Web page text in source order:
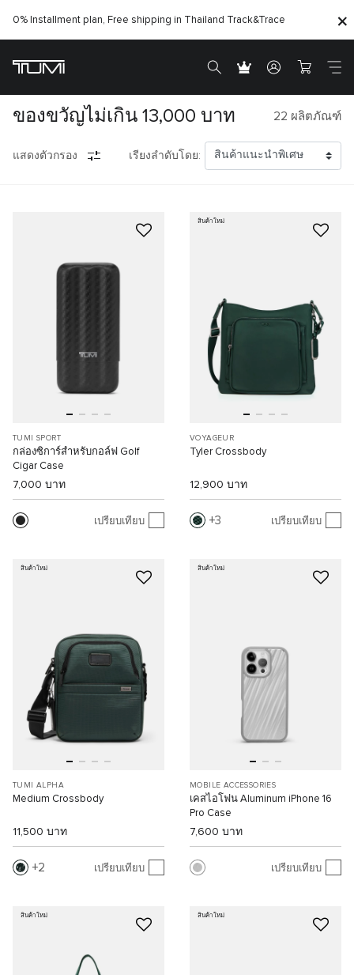
0% Installment plan, Free shipping in Thailand Track&Trace
ของขวัญไม่เกิน 13,000 บาท 22 ผลิตภัณฑ์
แสดงตัวกรอง เรียงลำดับโดย:
TUMI SPORT
กล่องซิการ์สำหรับกอล์ฟ Golf
Cigar Case
7,000 บาท
เปรียบเทียบ
สินค้าใหม่
VOYAGEUR
Tyler Crossbody
12,900 บาท
3 เปรียบเทียบ
สินค้าใหม่
TUMI ALPHA
Medium Crossbody
11,500 บาท
2 เปรียบเทียบ
สินค้าใหม่
MOBILE ACCESSORIES
เคสไอโฟน Aluminum iPhone 16
Pro Case
7,600 บาท
เปรียบเทียบ
สินค้าใหม่ สินค้าใหม่